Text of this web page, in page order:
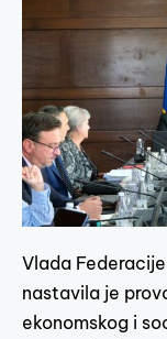
Vlada
nastavila je
ekonomskog i